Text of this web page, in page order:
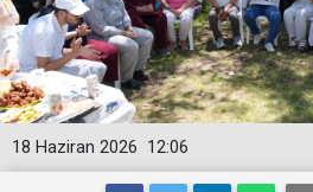
12:06
18 Haziran 2026